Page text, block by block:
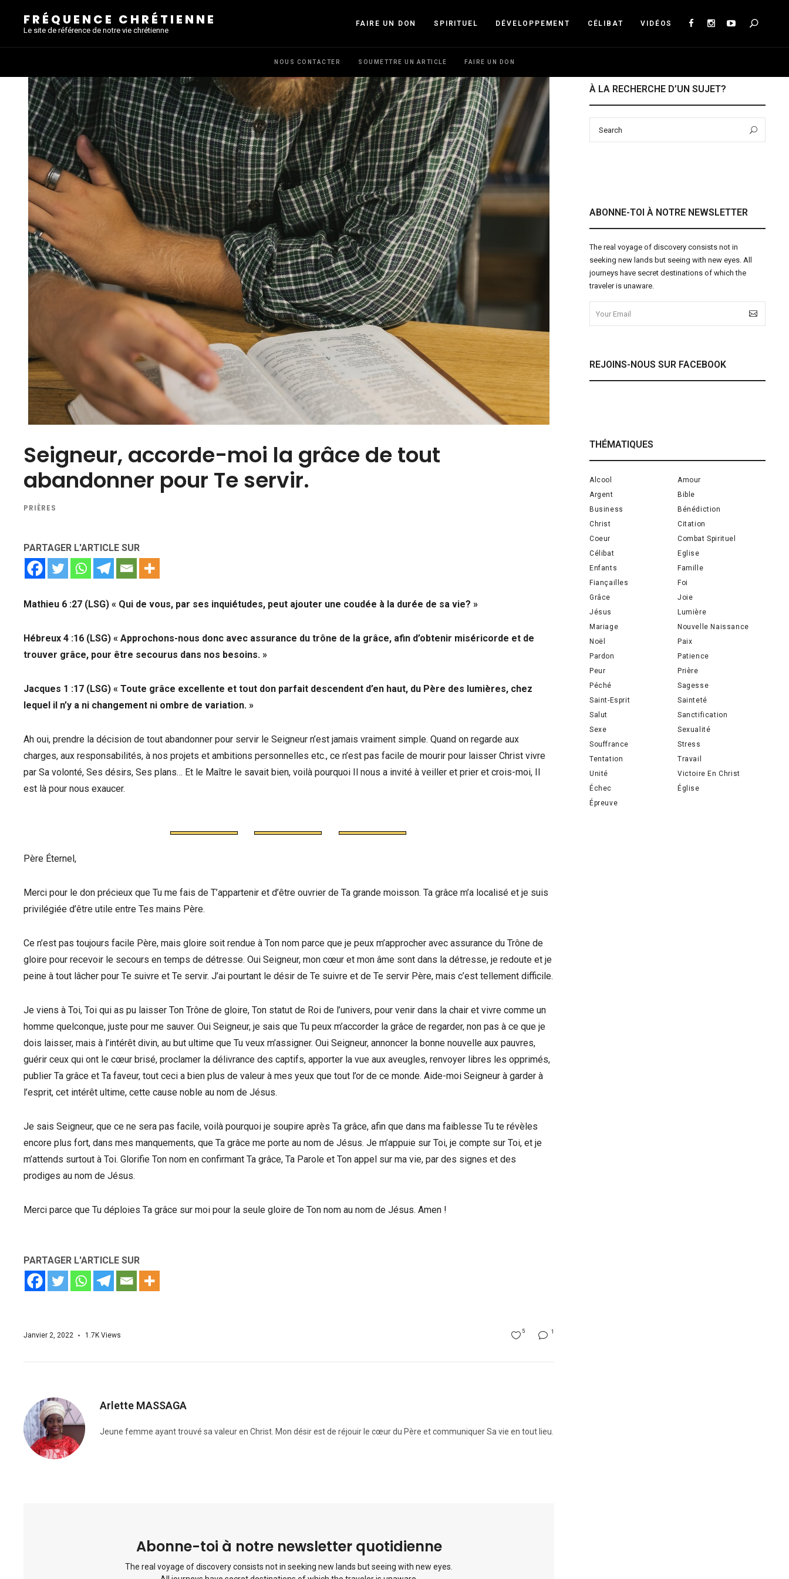
FRÉQUENCE CHRÉTIENNE
Le site de référence de notre vie chrétienne
FAIRE UN DON SPIRITUEL DÉVELOPPEMENT CÉLIBAT VIDÉOS
NOUS CONTACTER SOUMETTRE UN ARTICLE FAIRE UN DON
Seigneur, accorde-moi la grâce de tout
abandonner pour Te servir.
PRIÈRES
PARTAGER L'ARTICLE SUR
Mathieu 6 :27 (LSG) « Qui de vous, par ses inquiétudes, peut ajouter une coudée à la durée de sa vie? »
Hébreux 4 :16 (LSG) « Approchons-nous donc avec assurance du trône de la grâce, afin d’obtenir miséricorde et de
trouver grâce, pour être secourus dans nos besoins. »
Jacques 1 :17 (LSG) « Toute grâce excellente et tout don parfait descendent d’en haut, du Père des lumières, chez
lequel il n’y a ni changement ni ombre de variation. »
Ah oui, prendre la décision de tout abandonner pour servir le Seigneur n’est jamais vraiment simple. Quand on regarde aux
charges, aux responsabilités, à nos projets et ambitions personnelles etc., ce n’est pas facile de mourir pour laisser Christ vivre
par Sa volonté, Ses désirs, Ses plans… Et le Maître le savait bien, voilà pourquoi Il nous a invité à veiller et prier et crois-moi, Il
est là pour nous exaucer.
Père Éternel,
Merci pour le don précieux que Tu me fais de T’appartenir et d’être ouvrier de Ta grande moisson. Ta grâce m’a localisé et je suis
privilégiée d’être utile entre Tes mains Père.
Ce n’est pas toujours facile Père, mais gloire soit rendue à Ton nom parce que je peux m’approcher avec assurance du Trône de
gloire pour recevoir le secours en temps de détresse. Oui Seigneur, mon cœur et mon âme sont dans la détresse, je redoute et je
peine à tout lâcher pour Te suivre et Te servir. J’ai pourtant le désir de Te suivre et de Te servir Père, mais c’est tellement difficile.
Je viens à Toi, Toi qui as pu laisser Ton Trône de gloire, Ton statut de Roi de l’univers, pour venir dans la chair et vivre comme un
homme quelconque, juste pour me sauver. Oui Seigneur, je sais que Tu peux m’accorder la grâce de regarder, non pas à ce que je
dois laisser, mais à l’intérêt divin, au but ultime que Tu veux m’assigner. Oui Seigneur, annoncer la bonne nouvelle aux pauvres,
guérir ceux qui ont le cœur brisé, proclamer la délivrance des captifs, apporter la vue aux aveugles, renvoyer libres les opprimés,
publier Ta grâce et Ta faveur, tout ceci a bien plus de valeur à mes yeux que tout l’or de ce monde. Aide-moi Seigneur à garder à
l’esprit, cet intérêt ultime, cette cause noble au nom de Jésus.
Je sais Seigneur, que ce ne sera pas facile, voilà pourquoi je soupire après Ta grâce, afin que dans ma faiblesse Tu te révèles
encore plus fort, dans mes manquements, que Ta grâce me porte au nom de Jésus. Je m’appuie sur Toi, je compte sur Toi, et je
m’attends surtout à Toi. Glorifie Ton nom en confirmant Ta grâce, Ta Parole et Ton appel sur ma vie, par des signes et des
prodiges au nom de Jésus.
Merci parce que Tu déploies Ta grâce sur moi pour la seule gloire de Ton nom au nom de Jésus. Amen !
PARTAGER L'ARTICLE SUR
Janvier 2, 2022 1.7K Views 1
5
Arlette MASSAGA
Jeune femme ayant trouvé sa valeur en Christ. Mon désir est de réjouir le cœur du Père et communiquer Sa vie en tout lieu.
Abonne-toi à notre newsletter quotidienne
The real voyage of discovery consists not in seeking new lands but seeing with new eyes.
À LA RECHERCHE D’UN SUJET?
ABONNE-TOI À NOTRE NEWSLETTER
The real voyage of discovery consists not in
seeking new lands but seeing with new eyes. All
journeys have secret destinations of which the
traveler is unaware.
REJOINS-NOUS SUR FACEBOOK
THÉMATIQUES
Alcool
Amour
Argent
Bible
Business
Bénédiction
Christ
Citation
Coeur
Combat Spirituel
Célibat
Eglise
Enfants
Famille
Fiançailles
Foi
Grâce
Joie
Jésus
Lumière
Mariage
Nouvelle Naissance
Noël
Paix
Pardon
Patience
Peur
Prière
Péché
Sagesse
Saint-Esprit
Sainteté
Salut
Sanctification
Sexe
Sexualité
Souffrance
Stress
Tentation
Travail
Unité
Victoire En Christ
Échec
Église
Épreuve